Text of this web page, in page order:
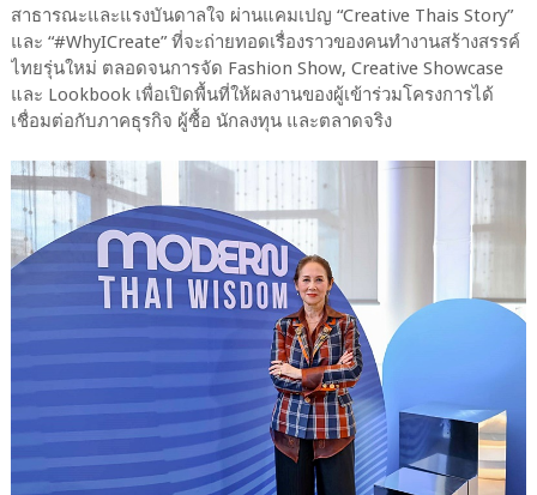
สาธารณะและแรงบันดาลใจ ผ่านแคมเปญ “Creative Thais Story”
และ “#WhyICreate” ที่จะถ่ายทอดเรื่องราวของคนทำงานสร้างสรรค์
ไทยรุ่นใหม่ ตลอดจนการจัด Fashion Show, Creative Showcase
และ Lookbook เพื่อเปิดพื้นที่ให้ผลงานของผู้เข้าร่วมโครงการได้
เชื่อมต่อกับภาคธุรกิจ ผู้ซื้อ นักลงทุน และตลาดจริง